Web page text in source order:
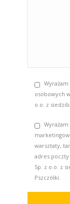
osobowych
o.o. z
warsztaty,
adres poczty
Sp. z o.o. z
Pszczółki.